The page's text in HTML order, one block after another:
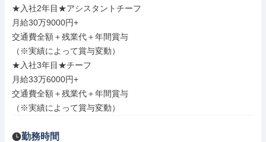
★入社2年目★アシスタントチーフ
月給30万9000円+
交通費全額＋残業代＋年間賞与
（※実績によって賞与変動）
★入社3年目★チーフ
月給33万6000円+
交通費全額＋残業代＋年間賞与
（※実績によって賞与変動）
勤務時間